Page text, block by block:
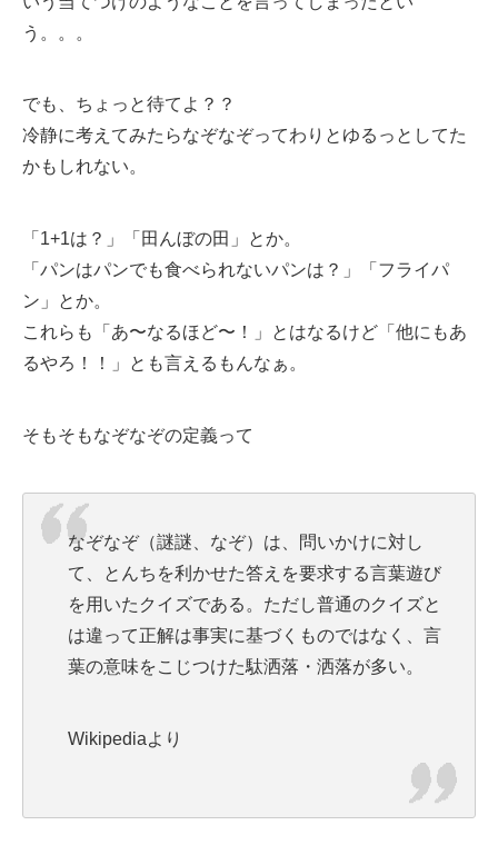
う。。。
でも、ちょっと待てよ？？
冷静に考えてみたらなぞなぞってわりとゆるっとしてた
かもしれない。
「1+1は？」「田んぼの田」とか。
「パンはパンでも食べられないパンは？」「フライパ
ン」とか。
これらも「あ〜なるほど〜！」とはなるけど「他にもあ
るやろ！！」とも言えるもんなぁ。
そもそもなぞなぞの定義って
なぞなぞ（謎謎、なぞ）は、問いかけに対し
て、とんちを利かせた答えを要求する言葉遊び
を用いたクイズである。ただし普通のクイズと
は違って正解は事実に基づくものではなく、言
葉の意味をこじつけた駄洒落・洒落が多い。
Wikipediaより